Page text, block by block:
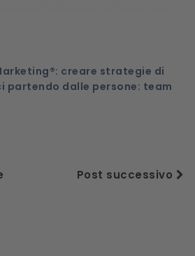
creare strategie di
partendo dalle persone: team
Post successivo